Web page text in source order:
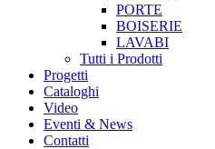
PORTE
BOISERIE
LAVABI
Tutti i Prodotti
Progetti
Cataloghi
Video
Eventi & News
Contatti